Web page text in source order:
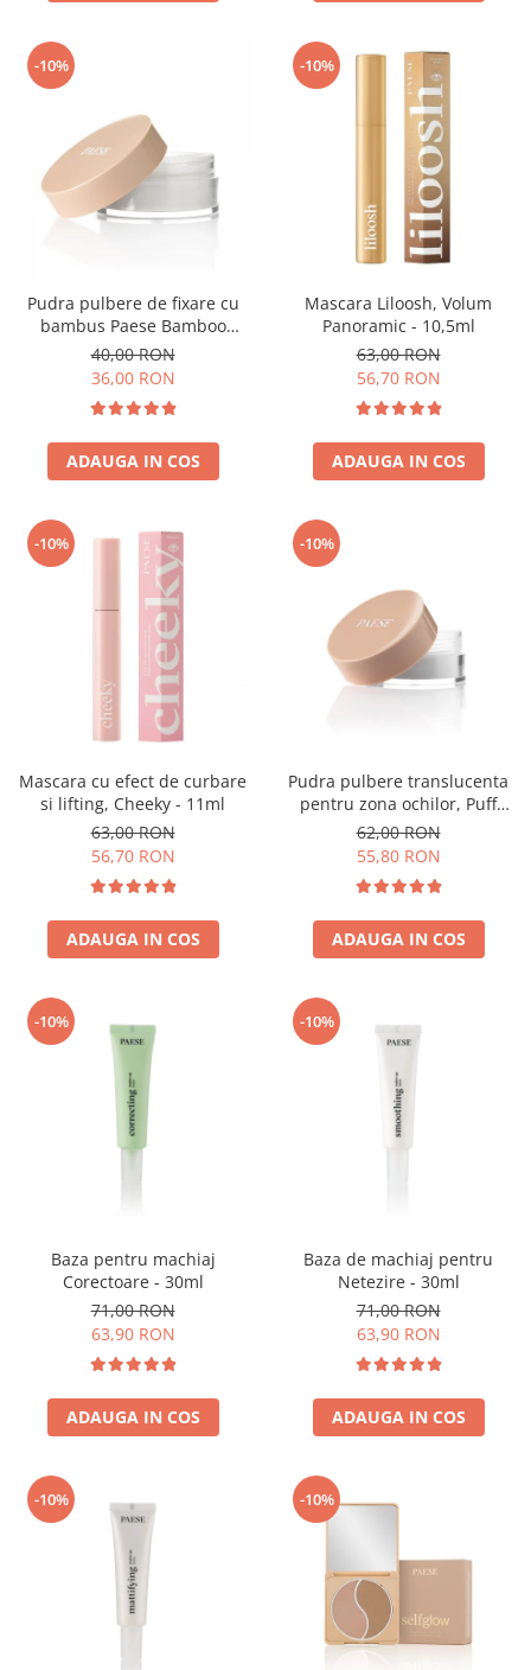
-10%
Pudra pulbere de fixare cu
bambus Paese Bamboo
Powder - 5g
40,00 RON
36,00 RON
ADAUGA IN COS
-10%
Mascara Liloosh, Volum
Panoramic - 10,5ml
63,00 RON
56,70 RON
ADAUGA IN COS
-10%
Mascara cu efect de curbare
si lifting, Cheeky - 11ml
63,00 RON
56,70 RON
ADAUGA IN COS
-10%
Pudra pulbere translucenta
pentru zona ochilor, Puff
Cloud 5,3g
62,00 RON
55,80 RON
ADAUGA IN COS
-10%
Baza pentru machiaj
Corectoare - 30ml
71,00 RON
63,90 RON
ADAUGA IN COS
-10%
Baza de machiaj pentru
Netezire - 30ml
71,00 RON
63,90 RON
ADAUGA IN COS
-10% -10%